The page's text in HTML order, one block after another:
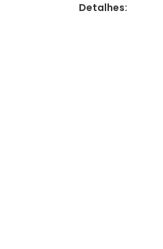
Detalhes: